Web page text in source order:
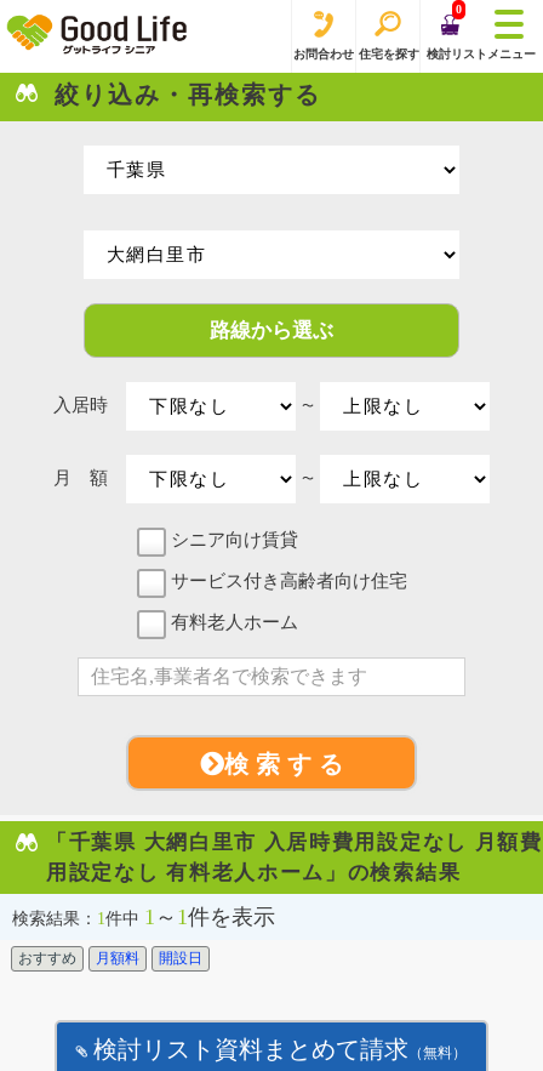
お問合わせ 住宅を探す
0
検討リスト メニュー
絞り込み・再検索する
路線から選ぶ
入居時 〜
月 額 〜
シニア向け賃貸
サービス付き高齢者向け住宅
有料老人ホーム
検 索 す る
「千葉県 大網白里市 入居時費用設定なし 月額費
用設定なし 有料老人ホーム」の検索結果
検索結果： 1件中 1 ～ 1件を表示
おすすめ 月額料 開設日
検討リスト資料まとめて請求 （無料）